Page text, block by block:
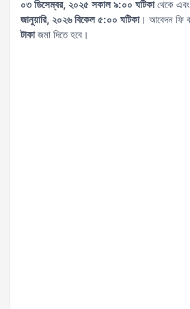
০৩ ডিসেম্বর, ২০২৫ সকাল ৯:০০ ঘটিকাথেকে এবং
জানুয়ারি, ২০২৬ বিকেল ৫:০০ ঘটিকা। আবেদন ফি
টাকাজমা দিতে হবে।